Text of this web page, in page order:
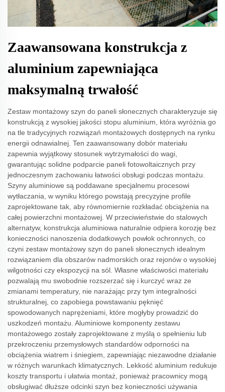
Zaawansowana konstrukcja z
aluminium zapewniająca
maksymalną trwałość
Zestaw montażowy szyn do paneli słonecznych charakteryzuje się
konstrukcją z wysokiej jakości stopu aluminium, która wyróżnia go
na tle tradycyjnych rozwiązań montażowych dostępnych na rynku
energii odnawialnej. Ten zaawansowany dobór materiału
zapewnia wyjątkowy stosunek wytrzymałości do wagi,
gwarantując solidne podparcie paneli fotowoltaicznych przy
jednoczesnym zachowaniu łatwości obsługi podczas montażu.
Szyny aluminiowe są poddawane specjalnemu procesowi
wytłaczania, w wyniku którego powstają precyzyjne profile
zaprojektowane tak, aby równomiernie rozkładać obciążenia na
całej powierzchni montażowej. W przeciwieństwie do stalowych
alternatyw, konstrukcja aluminiowa naturalnie odpiera korozję bez
konieczności nanoszenia dodatkowych powłok ochronnych, co
czyni zestaw montażowy szyn do paneli słonecznych idealnym
rozwiązaniem dla obszarów nadmorskich oraz rejonów o wysokiej
wilgotności czy ekspozycji na sól. Własne właściwości materiału
pozwalają mu swobodnie rozszerzać się i kurczyć wraz ze
zmianami temperatury, nie narażając przy tym integralności
strukturalnej, co zapobiega powstawaniu pęknięć
spowodowanych naprężeniami, które mogłyby prowadzić do
uszkodzeń montażu. Aluminiowe komponenty zestawu
montażowego zostały zaprojektowane z myślą o spełnieniu lub
przekroczeniu przemysłowych standardów odporności na
obciążenia wiatrem i śniegiem, zapewniając niezawodne działanie
w różnych warunkach klimatycznych. Lekkość aluminium redukuje
koszty transportu i ułatwia montaż, ponieważ pracownicy mogą
obsługiwać dłuższe odcinki szyn bez konieczności używania